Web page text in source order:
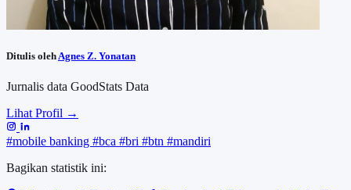
Ditulis oleh Agnes Z. Yonatan
Jurnalis data GoodStats Data
Lihat Profil →
#mobile banking #bca #bri #btn #mandiri
Bagikan statistik ini: